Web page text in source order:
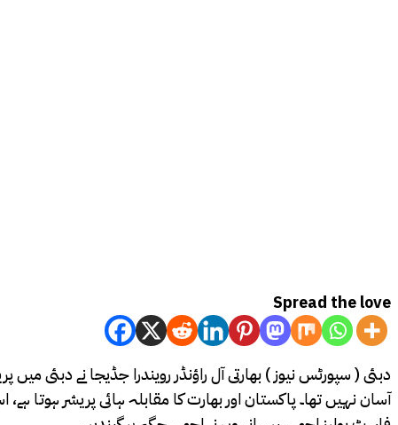
Spread the love
دبئی ( سپورٹس نیوز ) بھارتی آل راؤنڈر رویندرا جڈیجا نے دبئی
آسان نہیں تھا۔ پاکستان اور بھارت کا مقابلہ ہائی پریشر ہوتا